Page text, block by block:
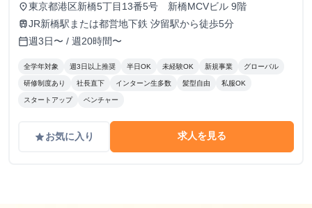
place東京都港区新橋5丁目13番5号 新橋MCVビル 9階
trainJR新橋駅または都営地下鉄 汐留駅から徒歩5分
calendar_today週3日〜 / 週20時間〜
全学年対象 週3日以上推奨 半日OK 未経験OK 新規事業 グローバル
研修制度あり 社長直下 インターン生多数 髪型自由 私服OK
スタートアップ ベンチャー
gradeお気に入り 求人を見る